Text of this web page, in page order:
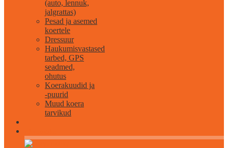
(auto, lennuk,
jalgrattas)
Pesad ja asemed
koertele
Dressuur
Haukumisvastased
tarbed, GPS
seadmed,
ohutus
Koerakuudid ja
-puurid
Muud koera
tarvikud